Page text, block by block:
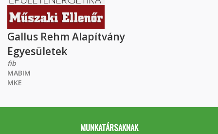
Gallus Rehm Alapítvány
Egyesületek
fib
MABIM
MKE
MUNKATÁRSAKNAK